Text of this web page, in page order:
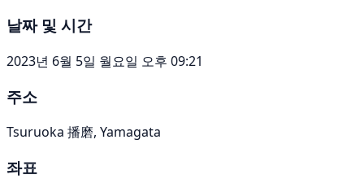
날짜 및 시간
2023년 6월 5일 월요일 오후 09:21
주소
Tsuruoka 播磨, Yamagata
좌표